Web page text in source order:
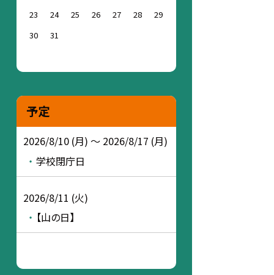
23
24 25 26 27 28
29
30
31
予定
2026/8/10 (月) ～ 2026/8/17 (月)
学校閉庁日
2026/8/11 (火)
【山の日】